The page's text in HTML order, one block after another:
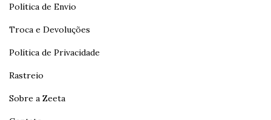
Política de Envio
Troca e Devoluções
Política de Privacidade
Rastreio
Sobre a Zeeta